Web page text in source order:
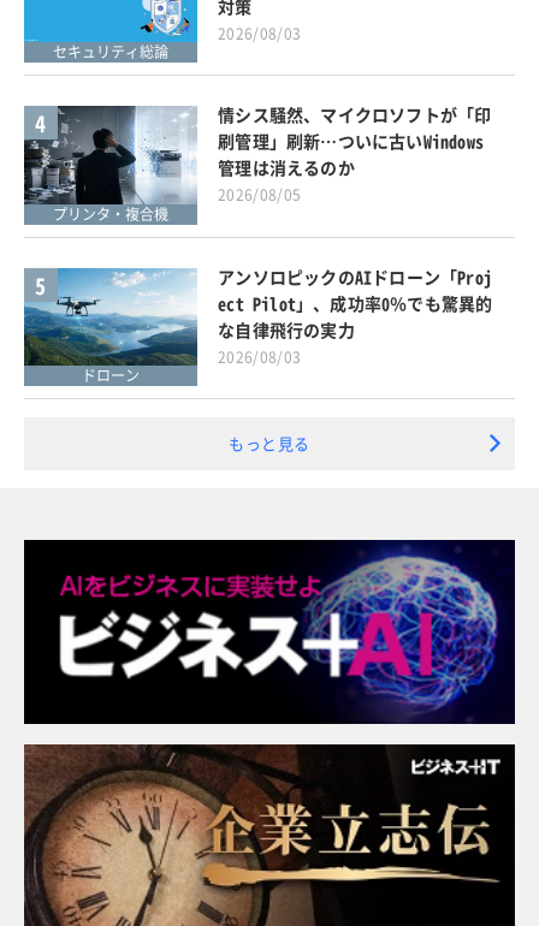
セキュリティ総論
対策
2026/08/03
4
プリンタ・複合機
情シス騒然、マイクロソフトが「印
刷管理」刷新…ついに古いWindows
管理は消えるのか
2026/08/05
5
ドローン
アンソロピックのAIドローン「Proj
ect Pilot」、成功率0％でも驚異的
な自律飛行の実力
2026/08/03
もっと見る